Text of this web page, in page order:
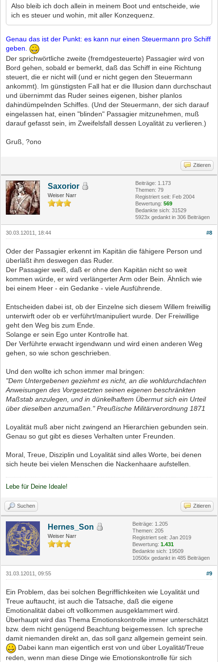
Also bleib ich doch allein in meinem Boot und entscheide, wie
ich es steuer und wohin, mit aller Konzequenz.
Genau das ist der Punkt: es kann nur einen Steuermann pro Schiff
geben.
Der sprichwörtliche zweite (fremdgesteuerte) Passagier wird von
Bord gehen, sobald er bemerkt, daß das Schiff in eine Richtung
steuert, die er nicht will (und er nicht gegen den Steuermann
ankommt). Im günstigsten Fall hat er die Illusion dann durchschaut
und übernimmt das Ruder seines eigenen, bisher planlos
dahindümpelnden Schiffes. (Und der Steuermann, der sich darauf
eingelassen hat, einen "blinden" Passagier mitzunehmen, muß
darauf gefasst sein, im Zweifelsfall dessen Loyalität zu verlieren.)
Gruß, ?ono
Zitieren
Saxorior
Weiser Narr
Beiträge: 1.173
Themen: 79
Registriert seit: Feb 2004
Bewertung: 569
Bedankte sich: 31529
5923x gedankt in 306 Beiträgen
#8
30.03.12011, 18:44
Oder der Passagier erkennt im Kapitän die fähigere Person und
überläßt ihm deswegen das Ruder.
Der Passagier weiß, daß er ohne den Kapitän nicht so weit
kommen würde, er wird verlängerter Arm oder Bein. Ähnlich wie
bei einem Heer - ein Gedanke - viele Ausführende.
Entscheiden dabei ist, ob der Einzelne sich diesem Willem freiwillig
unterwirft oder ob er verführt/manipuliert wurde. Der Freiwillige
geht den Weg bis zum Ende.
Solange er sein Ego unter Kontrolle hat.
Der Verführte erwacht irgendwann und wird einen anderen Weg
gehen, so wie schon geschrieben.
Und den wollte ich schon immer mal bringen:
"Dem Untergebenen geziehmt es nicht, an die wohldurchdachten
Anweisungen des Vorgesetzten seinen eigenen beschränkten
Maßstab anzulegen, und in dünkelhaftem Übermut sich ein Urteil
über dieselben anzumaßen." Preußische Militärverordnung 1871
Loyalität muß aber nicht zwingend an Hierarchien gebunden sein.
Genau so gut gibt es dieses Verhalten unter Freunden.
Moral, Treue, Disziplin und Loyalität sind alles Worte, bei denen
sich heute bei vielen Menschen die Nackenhaare aufstellen.
Lebe für Deine Ideale!
Suchen Zitieren
Hernes_Son
Weiser Narr
Beiträge: 1.205
Themen: 205
Registriert seit: Jan 2019
Bewertung: 1.431
Bedankte sich: 19509
10506x gedankt in 485 Beiträgen
#9
31.03.12011, 09:55
Ein Problem, das bei solchen Begrifflichkeiten wie Loyalität und
Treue auftaucht, ist auch die Tatsache, daß die eigene
Emotionalität dabei oft vollkommen ausgeklammert wird.
Überhaupt wird das Thema Emotionskontrolle immer unterschätzt
bzw. dem nicht genügend Beachtung beigemessen. Ich spreche
damit niemanden direkt an, das soll ganz allgemein gemeint sein.
Dabei kann man eigentlich erst von und über Loyalität/Treue
reden, wenn man diese Dinge wie Emotionskontrolle für sich